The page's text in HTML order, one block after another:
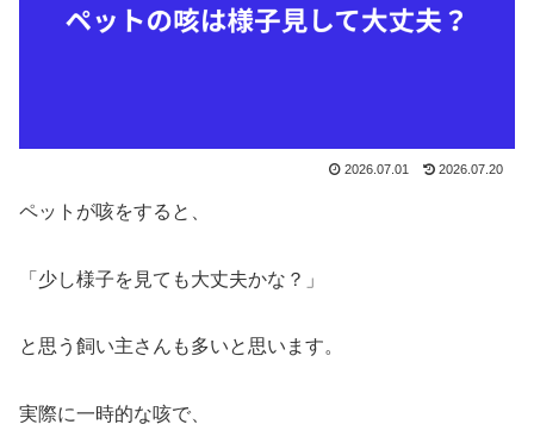
2026.07.01 2026.07.20
ペットが咳をすると、
「少し様子を見ても大丈夫かな？」
と思う飼い主さんも多いと思います。
実際に一時的な咳で、